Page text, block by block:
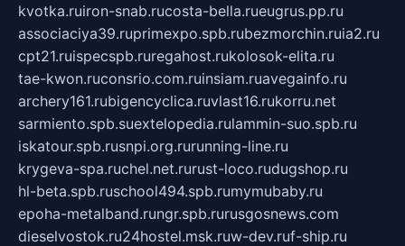
kvotka.ruiron-snab.rucosta-bella.rueugrus.pp.ru
associaciya39.ruprimexpo.spb.rubezmorchin.ruia2.ru
cpt21.ruispecspb.ruregahost.rukolosok-elita.ru
tae-kwon.ruconsrio.com.ruinsiam.ruavegainfo.ru
archery161.rubigencyclica.ruvlast16.rukorru.net
sarmiento.spb.suextelopedia.rulammin-suo.spb.ru
iskatour.spb.rusnpi.org.rurunning-line.ru
krygeva-spa.ruchel.net.rurust-loco.rudugshop.ru
hl-beta.spb.ruschool494.spb.rumymubaby.ru
epoha-metalband.rungr.spb.rurusgosnews.com
dieselvostok.ru24hostel.msk.ruw-dev.ruf-ship.ru